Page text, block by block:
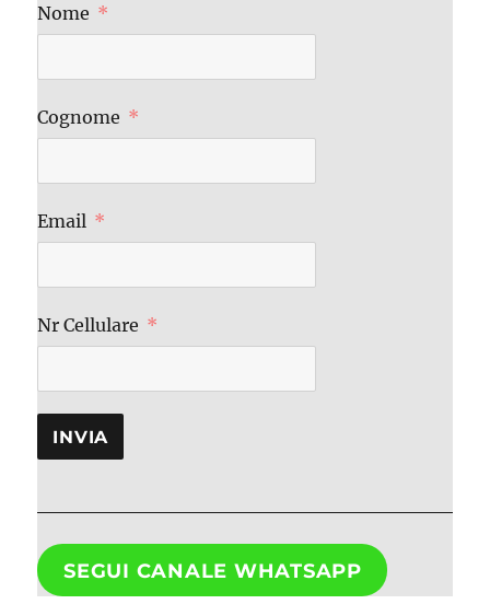
Nome
Cognome
Email
Nr Cellulare
INVIA
SEGUI CANALE WHATSAPP